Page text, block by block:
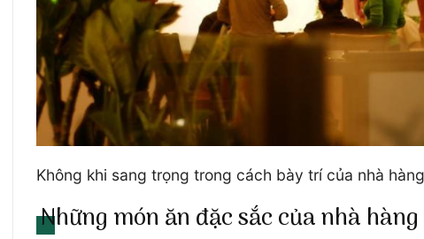
Không khi sang trọng trong cách bày trí của nhà hàng
Những món ăn đặc sắc của nhà